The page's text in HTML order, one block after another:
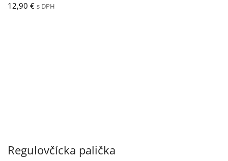
12,90 € s DPH
Regulovčícka palička